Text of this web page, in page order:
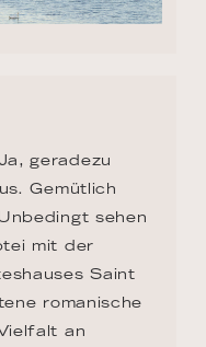
geradezu
Gemütlich
sehen
mit der
Saint
romanische
an